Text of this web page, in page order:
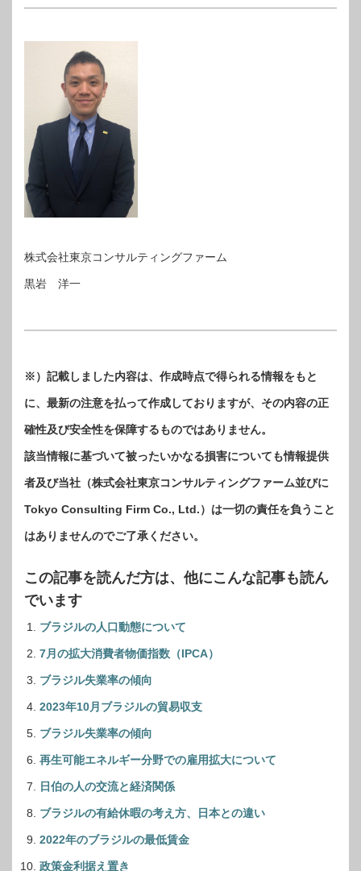
株式会社東京コンサルティングファーム
黒岩 洋一
※）記載しました内容は、作成時点で得られる情報をもと
に、最新の注意を払って作成しておりますが、その内容の正
確性及び安全性を保障するものではありません。
該当情報に基づいて被ったいかなる損害についても情報提供
者及び当社（株式会社東京コンサルティングファーム並びに
Tokyo Consulting Firm Co., Ltd.）は一切の責任を負うこと
はありませんのでご了承ください。
この記事を読んだ方は、他にこんな記事も読ん
でいます
ブラジルの人口動態について
7月の拡大消費者物価指数（IPCA）
ブラジル失業率の傾向
2023年10月ブラジルの貿易収支
ブラジル失業率の傾向
再生可能エネルギー分野での雇用拡大について
日伯の人の交流と経済関係
ブラジルの有給休暇の考え方、日本との違い
2022年のブラジルの最低賃金
政策金利据え置き